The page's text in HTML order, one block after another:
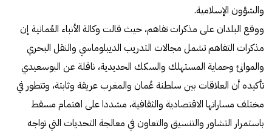
والشؤون الإسلامية.
ووقع البلدان على مذكرات تفاهم، حيث قالت وكالة الأنباء العُمانية إن
مذكرات التفاهم تشمل مجالات التدريب الديبلوماسي والنقل البحري
والموانئ وحماية المستهلك والسكك الحديدية، ناقلة عن البوسعيدي
تأكيده أن العلاقات بين سلطنة عُمان والمغرب عريقة وثابتة، وتتطور في
مختلف مساراتها الاقتصادية والثقافية، مشددا على اهتمام مسقط
باستمرار التشاور والتنسيق والتعاون في معالجة التحديات التي تواجه